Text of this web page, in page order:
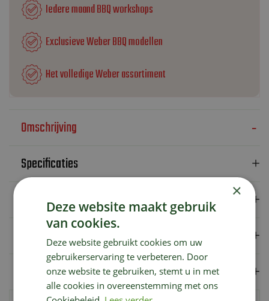
Iedere maand BBQ workshops
Exclusieve Weber BBQ modellen
Het volledige Weber assortiment
Omschrijving
Specificaties
Verzendkosten
Showroom
×
Deze website maakt gebruik
van cookies.
Deze website gebruikt cookies om uw
gebruikerservaring te verbeteren. Door
onze website te gebruiken, stemt u in met
alle cookies in overeenstemming met ons